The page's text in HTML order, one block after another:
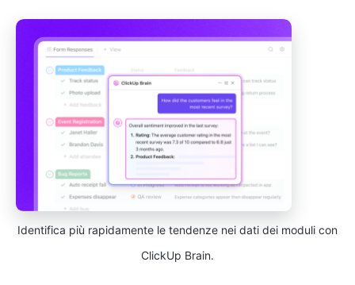
Identifica più rapidamente le tendenze nei dati dei moduli con
ClickUp Brain.